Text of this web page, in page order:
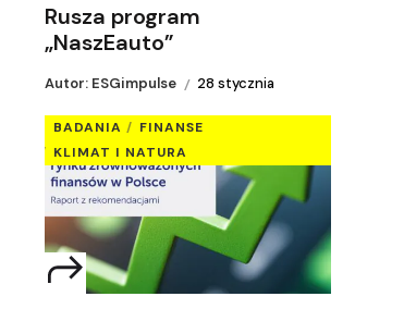
Rusza program
„NaszEauto”
Autor: ESGimpulse 28 stycznia
BADANIA
FINANSE
KLIMAT I NATURA